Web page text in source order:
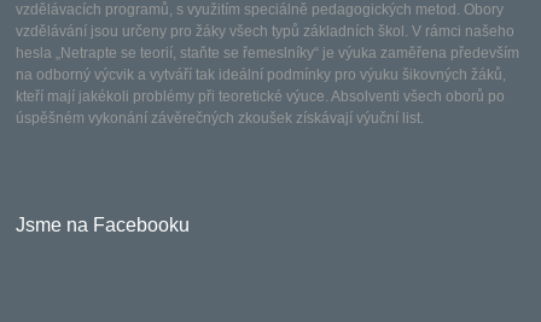
vzdělávacích programů, s využitím speciálně pedagogických metod. Obory
vzdělávání jsou určeny pro žáky všech typů základních škol. V rámci našeho
hesla „Netrapte se teorií, staňte se řemeslníky“ je výuka zaměřena především
na odborný výcvik a vytváří tak ideální podmínky pro výuku šikovných žáků,
kteří mají jakékoli problémy při teoretické výuce. Absolventi všech oborů po
úspěšném vykonání závěrečných zkoušek získávají výuční list.
Jsme na Facebooku